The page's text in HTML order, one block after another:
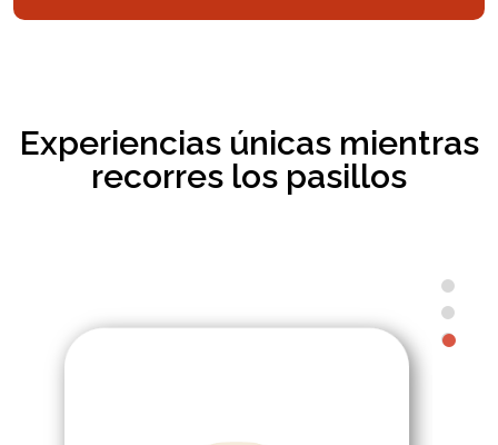
Experiencias únicas mientras
recorres los pasillos